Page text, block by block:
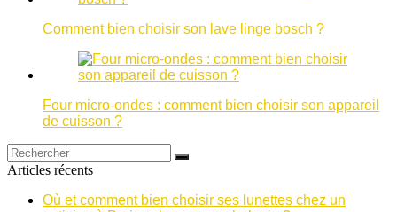
Comment bien choisir son lave linge bosch ?
Four micro-ondes : comment bien choisir son appareil
de cuisson ?
Articles récents
Où et comment bien choisir ses lunettes chez un